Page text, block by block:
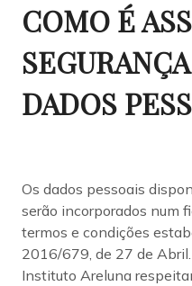
COMO É
DADOS
Os dados pessoais
serão incorporados num
termos e condições
2016/679, de 27 de
Instituto Areluna